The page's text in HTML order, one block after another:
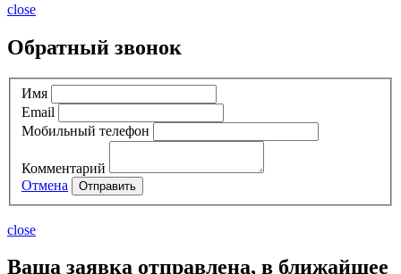
close
Обратный звонок
Имя
Email
Мобильный телефон
Комментарий
Отмена
Отправить
close
Ваша заявка отправлена, в ближайшее